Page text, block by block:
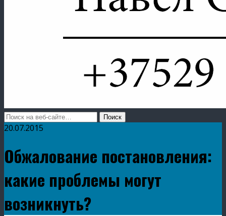
20.07.2015
Обжалование постановления:
какие проблемы могут
возникнуть?